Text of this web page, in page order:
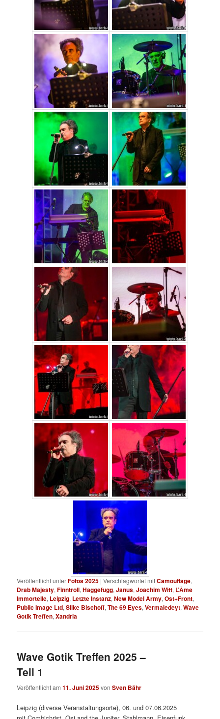
Veröffentlicht unterFotos 2025 |Verschlagwortet mitCamouflage,
Drab Majesty,Finntroll,Haggefugg,Janus,Joachim Witt, L’Âme
Immortelle, Leipzig, Letzte Instanz,New Model Army,Ost+Front,
Public Image Ltd,Silke Bischoff,The 69 Eyes,Vermaledeyt,Wave
Gotik Treffen,Xandria
Wave Gotik Treffen 2025 –
Teil 1
Veröffentlicht am11. Juni 2025vonSven Bähr
Leipzig (diverse Veranstaltungsorte), 06. und 07.06.2025